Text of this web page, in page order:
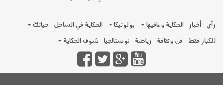
رأي أخبار الحكاية ومافيها بولوتيكا الحكاية في الساحل
حياتك
للكبار فقط فن وثقافة رياضة نوستالجيا شوف الحكاية